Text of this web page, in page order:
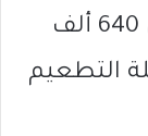
يجب أن نصل إلى 90% من أصل 640 ألف
التطعيم